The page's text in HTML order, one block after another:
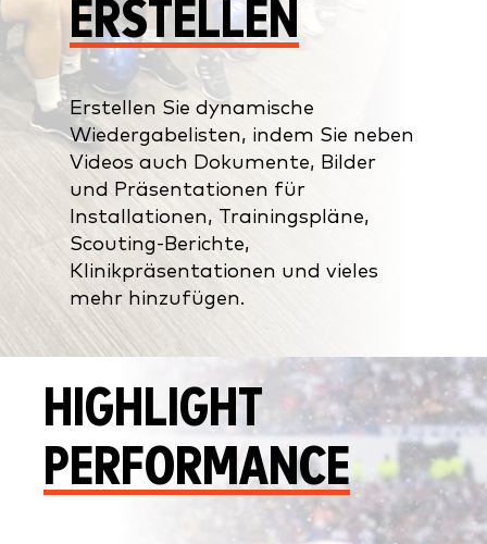
ERSTELLEN
Erstellen Sie dynamische
Wiedergabelisten, indem Sie neben
Videos auch Dokumente, Bilder
und Präsentationen für
Installationen, Trainingspläne,
Scouting-Berichte,
Klinikpräsentationen und vieles
mehr hinzufügen.
HIGHLIGHT
PERFORMANCE